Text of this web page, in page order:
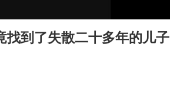
消 到了失散二十多年的儿子